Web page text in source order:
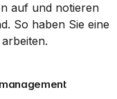
auf und notieren
So haben Sie eine